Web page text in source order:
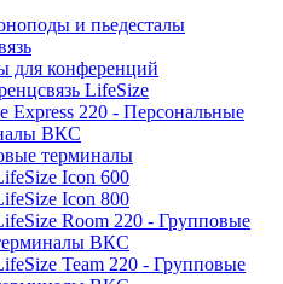
и пьедесталы
для конференций
LifeSize
Express 220 - Персональные
ВКС
терминалы
Icon 600
Icon 800
Room 220 - Групповые
ВКС
Team 220 - Групповые